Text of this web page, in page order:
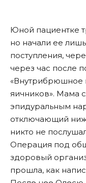
Юной пациентке
но начали ее
поступления,
через час после
«Внутрибрюшное
яичников». Мама
эпидуральным
отключающий
никто не
Операция под
здоровый
прошла, как